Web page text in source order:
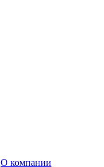
О компании